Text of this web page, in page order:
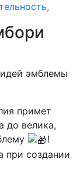
идей эмблемы
примет
до велика,
!
при создании